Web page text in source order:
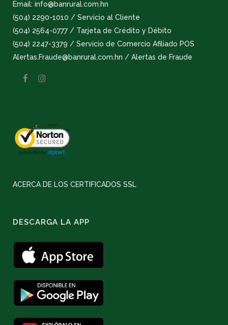
Email: info@banrural.com.hn
(504) 2290-1010 / Servicio al Cliente
(504) 2564-0777 / Tarjeta de Crédito y Débito
(504) 2247-3379 / Servicio de Comercio Afiliado POS
Alertas.Fraude@banrural.com.hn / Alertas de Fraude
ACERCA DE LOS CERTIFICADOS SSL
DESCARGA LA APP